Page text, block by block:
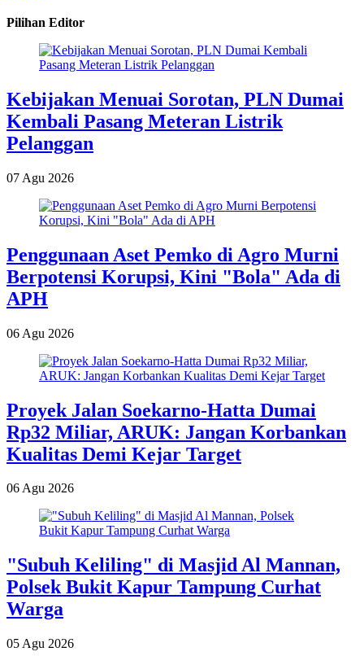
Pilihan Editor
Kebijakan Menuai Sorotan, PLN Dumai
Kembali Pasang Meteran Listrik
Pelanggan
07 Agu 2026
Penggunaan Aset Pemko di Agro Murni
Berpotensi Korupsi, Kini "Bola" Ada di
APH
06 Agu 2026
Proyek Jalan Soekarno-Hatta Dumai
Rp32 Miliar, ARUK: Jangan Korbankan
Kualitas Demi Kejar Target
06 Agu 2026
"Subuh Keliling" di Masjid Al Mannan,
Polsek Bukit Kapur Tampung Curhat
Warga
05 Agu 2026